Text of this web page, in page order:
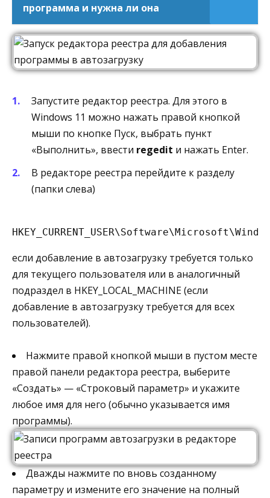
программа и нужна ли она
Запустите редактор реестра. Для этого в
Windows 11 можно нажать правой кнопкой
мыши по кнопке Пуск, выбрать пункт
«Выполнить», ввести regedit и нажать Enter.
В редакторе реестра перейдите к разделу
(папки слева)
если добавление в автозагрузку требуется только
для текущего пользователя или в аналогичный
подраздел в HKEY_LOCAL_MACHINE (если
добавление в автозагрузку требуется для всех
пользователей).
Нажмите правой кнопкой мыши в пустом месте
правой панели редактора реестра, выберите
«Создать» — «Строковый параметр» и укажите
любое имя для него (обычно указывается имя
программы).
Дважды нажмите по вновь созданному
параметру и измените его значение на полный